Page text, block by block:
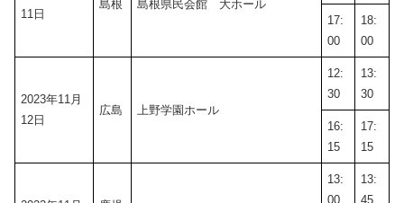
11日
島根
島根県民会館 大ホール
17:
00
18:
00
2023年11月
12日
広島 上野学園ホール
12:
30
13:
30
16:
15
17:
15
13:
00
13:
45